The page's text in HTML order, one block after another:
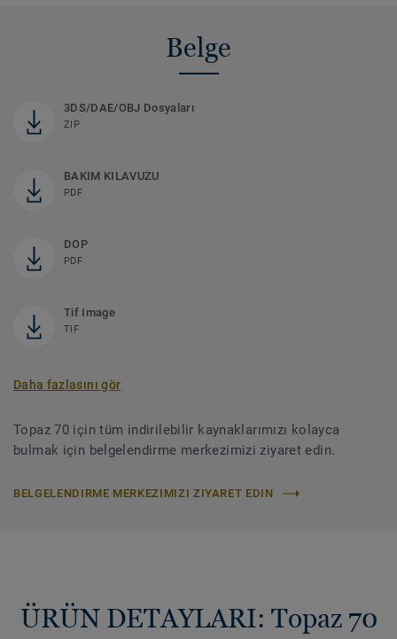
Belge
3DS/DAE/OBJ Dosyaları
ZIP
BAKIM KILAVUZU
PDF
DOP
PDF
Tif Image
TIF
Daha fazlasını gör
Topaz 70 için tüm indirilebilir kaynaklarımızı kolayca
bulmak için belgelendirme merkezimizi ziyaret edin.
BELGELENDIRME MERKEZIMIZI ZIYARET EDIN
ÜRÜN DETAYLARI: Topaz 70